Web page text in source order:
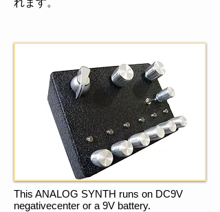
れます。
This ANALOG SYNTH runs on DC9V
negativecenter or a 9V battery.